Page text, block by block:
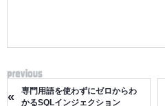
«
専門用語を使わずにゼロからわ
かるSQLインジェクション